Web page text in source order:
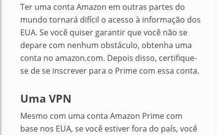
Ter uma conta Amazon em outras partes do
mundo tornará difícil o acesso à informação dos
EUA. Se você quiser garantir que você não se
depare com nenhum obstáculo, obtenha uma
conta no amazon.com. Depois disso, certifique-
se de se inscrever para o Prime com essa conta.
Uma VPN
Mesmo com uma conta Amazon Prime com
base nos EUA, se você estiver fora do país, você